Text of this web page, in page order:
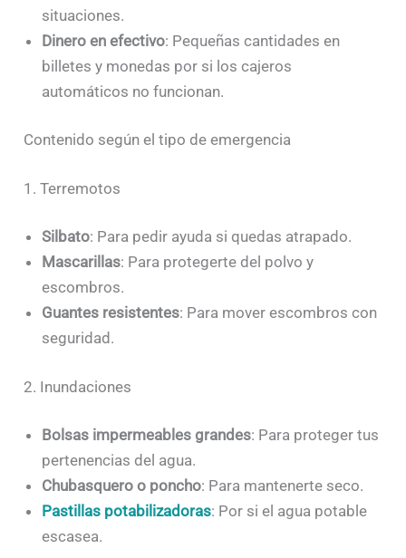
situaciones.
Dinero en efectivo: Pequeñas cantidades en
billetes y monedas por si los cajeros
automáticos no funcionan.
Contenido según el tipo de emergencia
1. Terremotos
Silbato: Para pedir ayuda si quedas atrapado.
Mascarillas: Para protegerte del polvo y
escombros.
Guantes resistentes: Para mover escombros con
seguridad.
2. Inundaciones
Bolsas impermeables grandes: Para proteger tus
pertenencias del agua.
Chubasquero o poncho: Para mantenerte seco.
Pastillas potabilizadoras: Por si el agua potable
escasea.